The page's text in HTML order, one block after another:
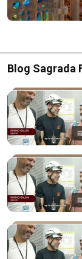
Blog Sagrada